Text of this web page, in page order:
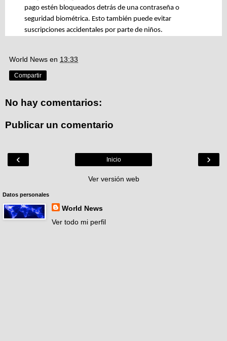
pago estén bloqueados detrás de una contraseña o
seguridad biométrica. Esto también puede evitar
suscripciones accidentales por parte de niños.
World News en 13:33
Compartir
No hay comentarios:
Publicar un comentario
‹ ›
Inicio
Ver versión web
Datos personales
World News
Ver todo mi perfil